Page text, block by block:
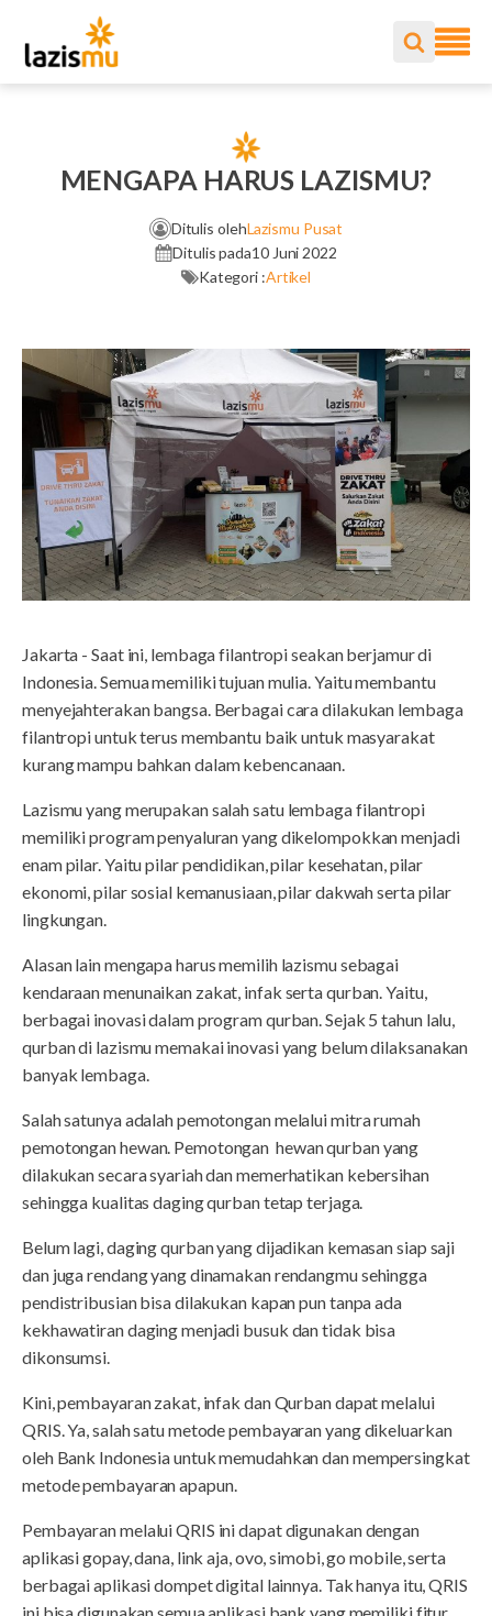
MENGAPA HARUS LAZISMU?
Ditulis olehLazismu Pusat
Ditulis pada10 Juni 2022
Kategori :Artikel
Jakarta - Saat ini, lembaga filantropi seakan berjamur di
Indonesia. Semua memiliki tujuan mulia. Yaitu membantu
menyejahterakan bangsa. Berbagai cara dilakukan lembaga
filantropi untuk terus membantu baik untuk masyarakat
kurang mampu bahkan dalam kebencanaan.
Lazismu yang merupakan salah satu lembaga filantropi
memiliki program penyaluran yang dikelompokkan menjadi
enam pilar. Yaitu pilar pendidikan, pilar kesehatan, pilar
ekonomi, pilar sosial kemanusiaan, pilar dakwah serta pilar
lingkungan.
Alasan lain mengapa harus memilih lazismu sebagai
kendaraan menunaikan zakat, infak serta qurban. Yaitu,
berbagai inovasi dalam program qurban. Sejak 5 tahun lalu,
qurban di lazismu memakai inovasi yang belum dilaksanakan
banyak lembaga.
Salah satunya adalah pemotongan melalui mitra rumah
pemotongan hewan. Pemotongan hewan qurban yang
dilakukan secara syariah dan memerhatikan kebersihan
sehingga kualitas daging qurban tetap terjaga.
Belum lagi, daging qurban yang dijadikan kemasan siap saji
dan juga rendang yang dinamakan rendangmu sehingga
pendistribusian bisa dilakukan kapan pun tanpa ada
kekhawatiran daging menjadi busuk dan tidak bisa
dikonsumsi.
Kini, pembayaran zakat, infak dan Qurban dapat melalui
QRIS. Ya, salah satu metode pembayaran yang dikeluarkan
oleh Bank Indonesia untuk memudahkan dan mempersingkat
metode pembayaran apapun.
Pembayaran melalui QRIS ini dapat digunakan dengan
aplikasi gopay, dana, link aja, ovo, simobi, go mobile, serta
berbagai aplikasi dompet digital lainnya. Tak hanya itu, QRIS